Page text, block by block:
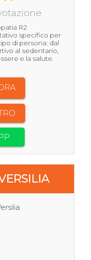
R2
specifico per
di persona: dal
al sedentario,
e la salute.